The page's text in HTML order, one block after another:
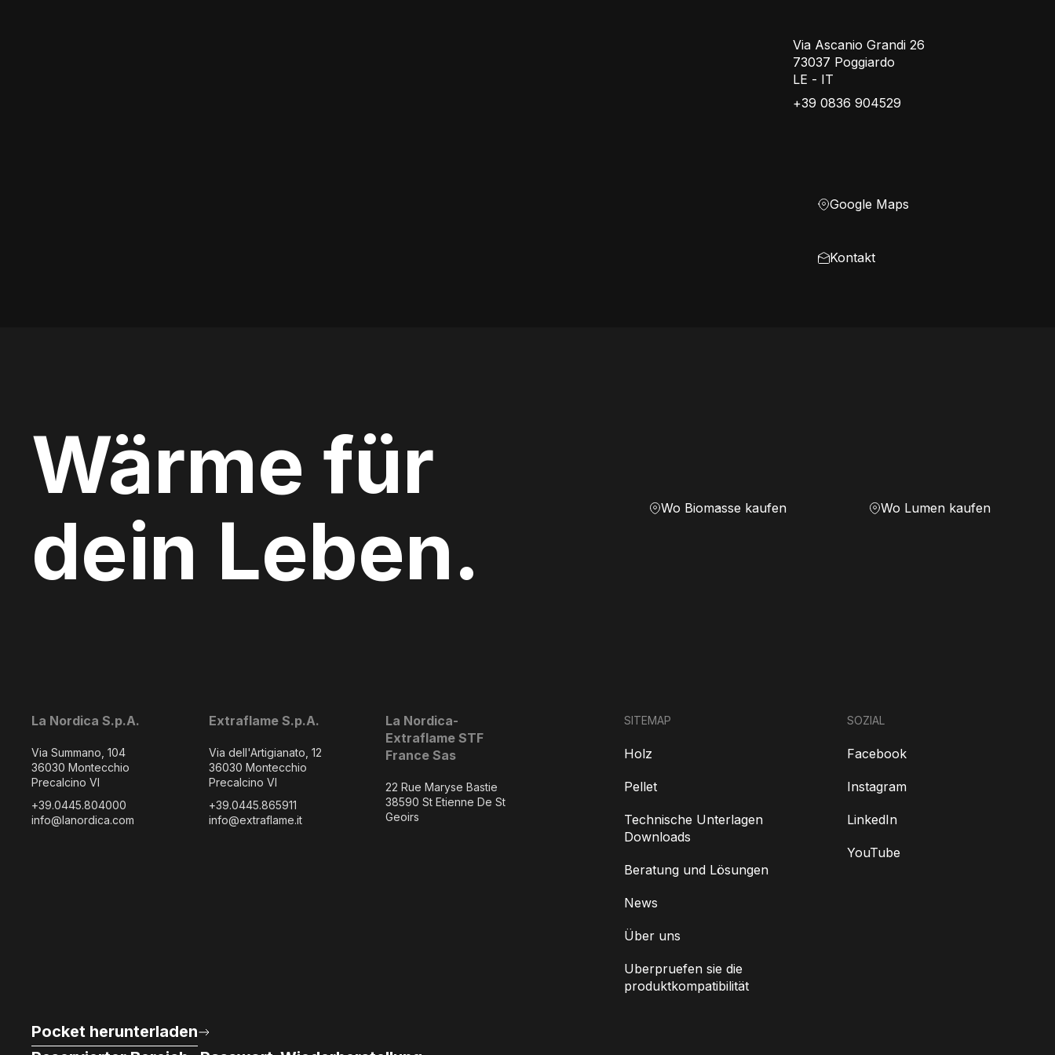
Via Ascanio Grandi 26
73037 Poggiardo
LE - IT
+39 0836 904529
Google Maps
Kontakt
Wärme für
dein Leben.
Wo Biomasse kaufen Wo Lumen kaufen
La Nordica S.p.A.
Via Summano, 104
36030 Montecchio
Precalcino VI
+39.0445.804000
info@lanordica.com
Extraflame S.p.A.
Via dell'Artigianato, 12
36030 Montecchio
Precalcino VI
+39.0445.865911
info@extraflame.it
La Nordica-
Extraflame STF
France Sas
22 Rue Maryse Bastie
38590 St Etienne De St
Geoirs
Pocket herunterladen
SITEMAP
Holz
Pellet
Technische Unterlagen
Downloads
Beratung und Lösungen
News
Über uns
Uberpruefen sie die
produktkompatibilität
SOZIAL
Facebook
Instagram
LinkedIn
YouTube